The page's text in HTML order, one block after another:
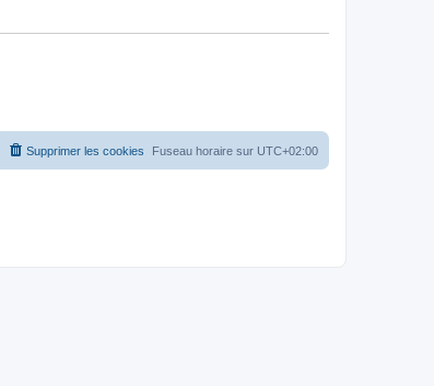
Fuseau horaire sur UTC+02:00
Supprimer les cookies